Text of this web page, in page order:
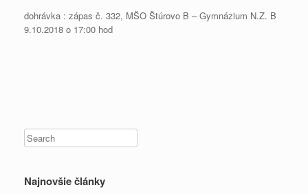
dohrávka : zápas č. 332, MŠO Štúrovo B – Gymnázium N.Z. B
9.10.2018 o 17:00 hod
Najnovšie články